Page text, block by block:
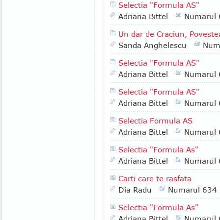
Selectia "Formula AS"
Adriana Bittel
Numarul
Un dar de Craciun,
Sanda Anghelescu
Selectia "Formula AS"
Adriana Bittel
Numarul
Selectia "Formula AS"
Adriana Bittel
Numarul
Selectia Formula AS
Adriana Bittel
Numarul
Selectia "Formula As"
Adriana Bittel
Numarul
Carti care te rasfata
Dia Radu
Numarul 634
Selectia "Formula As"